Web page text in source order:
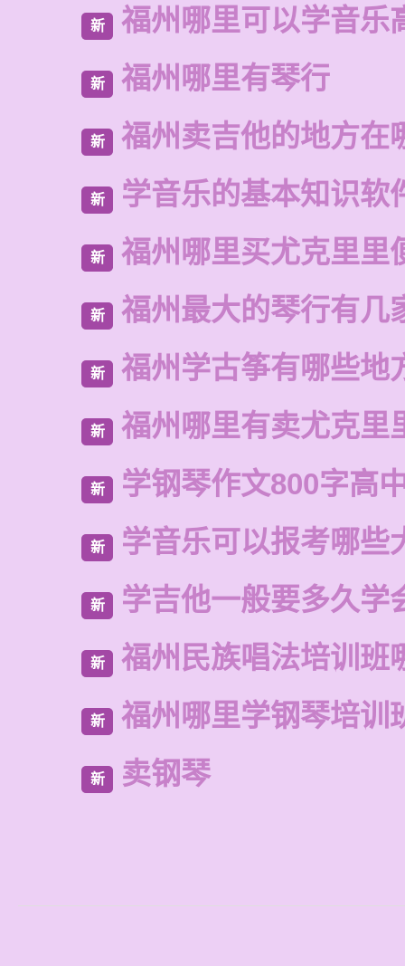
新 福州哪里可以学音乐
新 福州哪里有琴行
新 福州卖吉他的地方在
新 学音乐的基本知识软
新 福州哪里买尤克里里
新 福州最大的琴行有几
新 福州学古筝有哪些地
新 福州哪里有卖尤克里
新 学钢琴作文800字高
新 学音乐可以报考哪些
新 学吉他一般要多久学
新 福州民族唱法培训班
新 福州哪里学钢琴培训
新 卖钢琴